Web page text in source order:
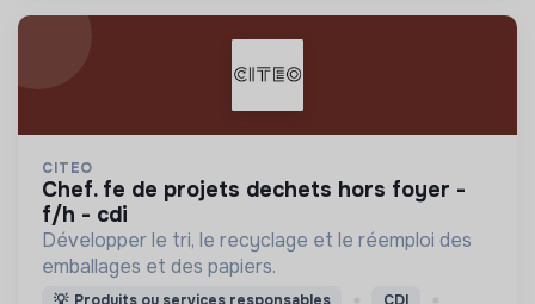
CITEO
chef. fe de projets dechets hors foyer -
f/h - cdi
Développer le tri, le recyclage et le réemploi des
emballages et des papiers.